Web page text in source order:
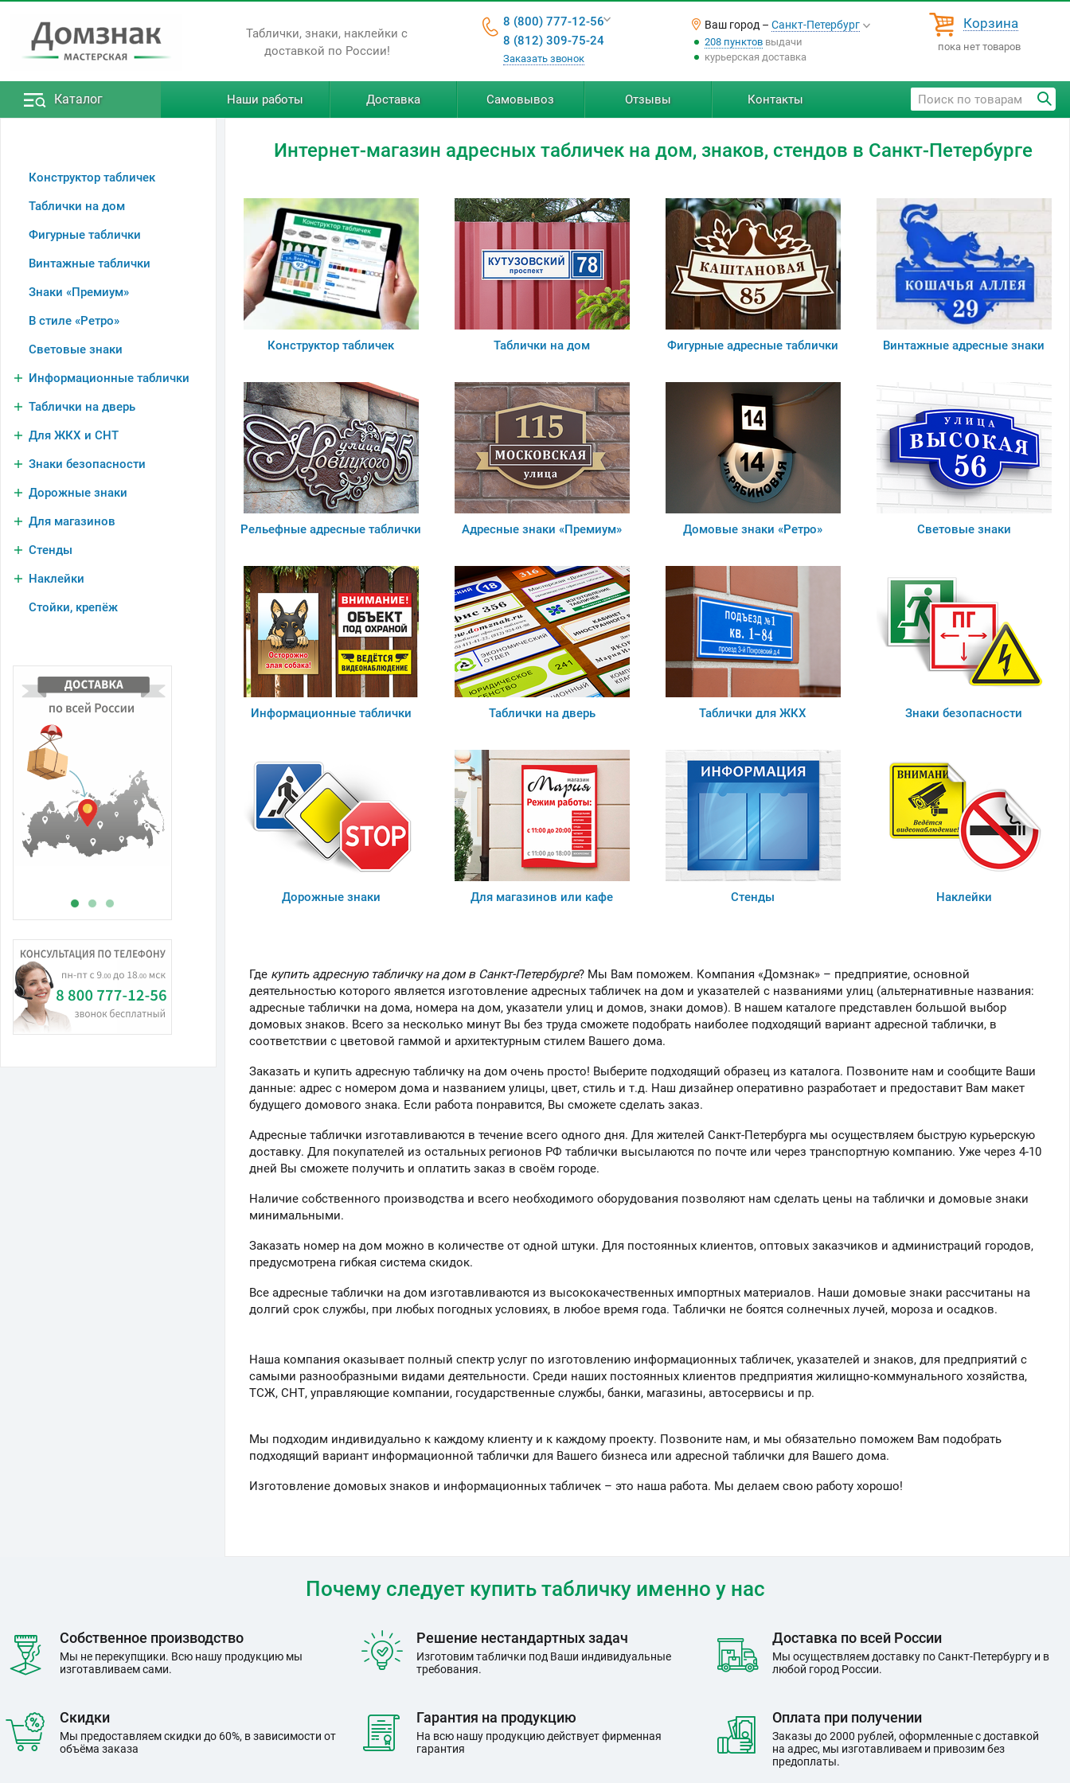
Таблички, знаки, наклейки с
доставкой по России!
8 (800) 777-12-56
8 (812) 309-75-24
Заказать звонок
Ваш город – Санкт-Петербург
208 пунктоввыдачи
курьерская доставка
Корзина
пока нет товаров
Каталог Наши работы Доставка Самовывоз Отзывы Контакты
Конструктор табличек
Таблички на дом
Фигурные таблички
Винтажные таблички
Знаки «Премиум»
В стиле «Ретро»
Световые знаки
Информационные таблички
Таблички на дверь
Для ЖКХ и СНТ
Знаки безопасности
Дорожные знаки
Для магазинов
Стенды
Наклейки
Стойки, крепёж
Вы можете приобрести
нашу продукцию через
Портал поставщиков
Вы можете приобрести
нашу продукцию через
Портал поставщиков
Интернет-магазин адресных табличек на дом, знаков, стендов в Санкт-Петербурге
Конструктор табличек Таблички на дом Фигурные адресные таблички Винтажные адресные знаки
Рельефные адресные таблички Адресные знаки «Премиум» Домовые знаки «Ретро» Световые знаки
Информационные таблички Таблички на дверь Таблички для ЖКХ Знаки безопасности
Дорожные знаки Для магазинов или кафе Стенды Наклейки
Где купить адресную табличку на дом в Санкт-Петербурге? Мы Вам поможем. Компания «Домзнак» – предприятие, основной
деятельностью которого является изготовление адресных табличек на дом и указателей с названиями улиц (альтернативные названия:
адресные таблички на дома, номера на дом, указатели улиц и домов, знаки домов). В нашем каталоге представлен большой выбор
домовых знаков. Всего за несколько минут Вы без труда сможете подобрать наиболее подходящий вариант адресной таблички, в
соответствии с цветовой гаммой и архитектурным стилем Вашего дома.
Заказать и купить адресную табличку на дом очень просто! Выберите подходящий образец из каталога. Позвоните нам и сообщите Ваши
данные: адрес с номером дома и названием улицы, цвет, стиль и т.д. Наш дизайнер оперативно разработает и предоставит Вам макет
будущего домового знака. Если работа понравится, Вы сможете сделать заказ.
Адресные таблички изготавливаются в течение всего одного дня. Для жителей Санкт-Петербурга мы осуществляем быструю курьерскую
доставку. Для покупателей из остальных регионов РФ таблички высылаются по почте или через транспортную компанию. Уже через 4-10
дней Вы сможете получить и оплатить заказ в своём городе.
Наличие собственного производства и всего необходимого оборудования позволяют нам сделать цены на таблички и домовые знаки
минимальными.
Заказать номер на дом можно в количестве от одной штуки. Для постоянных клиентов, оптовых заказчиков и администраций городов,
предусмотрена гибкая система скидок.
Все адресные таблички на дом изготавливаются из высококачественных импортных материалов. Наши домовые знаки рассчитаны на
долгий срок службы, при любых погодных условиях, в любое время года. Таблички не боятся солнечных лучей, мороза и осадков.
Наша компания оказывает полный спектр услуг по изготовлению информационных табличек, указателей и знаков, для предприятий с
самыми разнообразными видами деятельности. Среди наших постоянных клиентов предприятия жилищно-коммунального хозяйства,
ТСЖ, СНТ, управляющие компании, государственные службы, банки, магазины, автосервисы и пр.
Мы подходим индивидуально к каждому клиенту и к каждому проекту. Позвоните нам, и мы обязательно поможем Вам подобрать
подходящий вариант информационной таблички для Вашего бизнеса или адресной таблички для Вашего дома.
Изготовление домовых знаков и информационных табличек – это наша работа. Мы делаем свою работу хорошо!
Почему следует купить табличку именно у нас
Собственное производство
Мы не перекупщики. Всю нашу продукцию мы
изготавливаем сами.
Решение нестандартных задач
Изготовим таблички под Ваши индивидуальные
требования.
Доставка по всей России
Мы осуществляем доставку по Санкт-Петербургу и в
любой город России.
Скидки
Мы предоставляем скидки до 60%, в зависимости от
объёма заказа
Гарантия на продукцию
На всю нашу продукцию действует фирменная
гарантия
Оплата при получении
Заказы до 2000 рублей, оформленные с доставкой
на адрес, мы изготавливаем и привозим без
предоплаты.